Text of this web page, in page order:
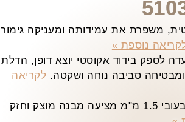
משפרת את עמידותה ומעניקה גימור
נוספת »
לספק בידוד אקוסטי יוצא דופן, הדלת
סביבה נוחה ושקטה. לקריאה
הדלת בנויה ממתכת בעובי 1.5 מ"מ מציעה מבנה מוצק וחזק